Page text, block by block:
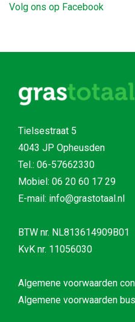
Volg ons op Facebook
Tielsestraat 5
4043 JP Opheusden
Tel.: 06-57662330
Mobiel: 06 20 60 17 29
E-mail: info@grastotaal.nl
BTW nr. NL813614909B01
KvK nr. 11056030
Algemene voorwaarden
Algemene voorwaarden